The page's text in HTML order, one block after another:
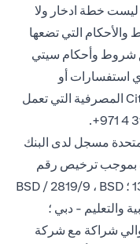
ليست خطة ادخار ولا
والأحكام التي تضعها
شروط وأحكام سيتي
استفسارات أو
المصرفية التي تعمل
مسجل لدى البنك
بموجب ترخيص رقم
BSD / 504/83 ؛ & nbsp ؛ 13/184/2019 ؛ BSD / 2819/9 ، BSD
والتعليم - دبي ؛
شراكة مع شركة